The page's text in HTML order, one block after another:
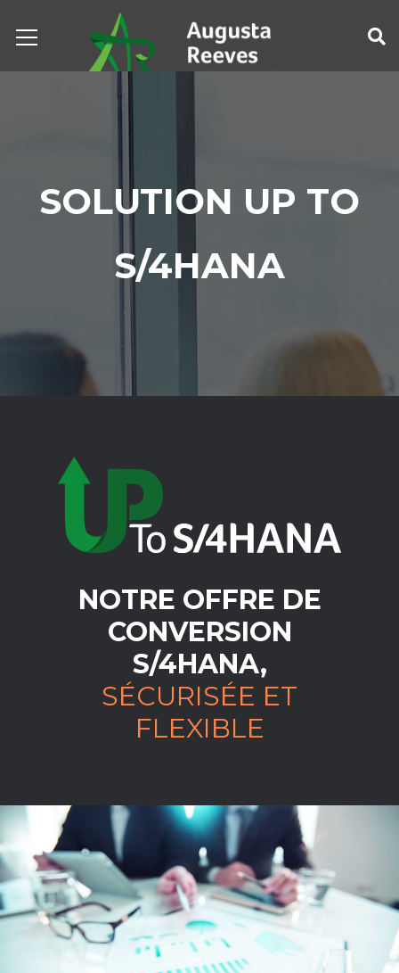
SOLUTION UP TO
S/4HANA
NOTRE OFFRE DE
CONVERSION
S/4HANA,
SÉCURISÉE ET
FLEXIBLE